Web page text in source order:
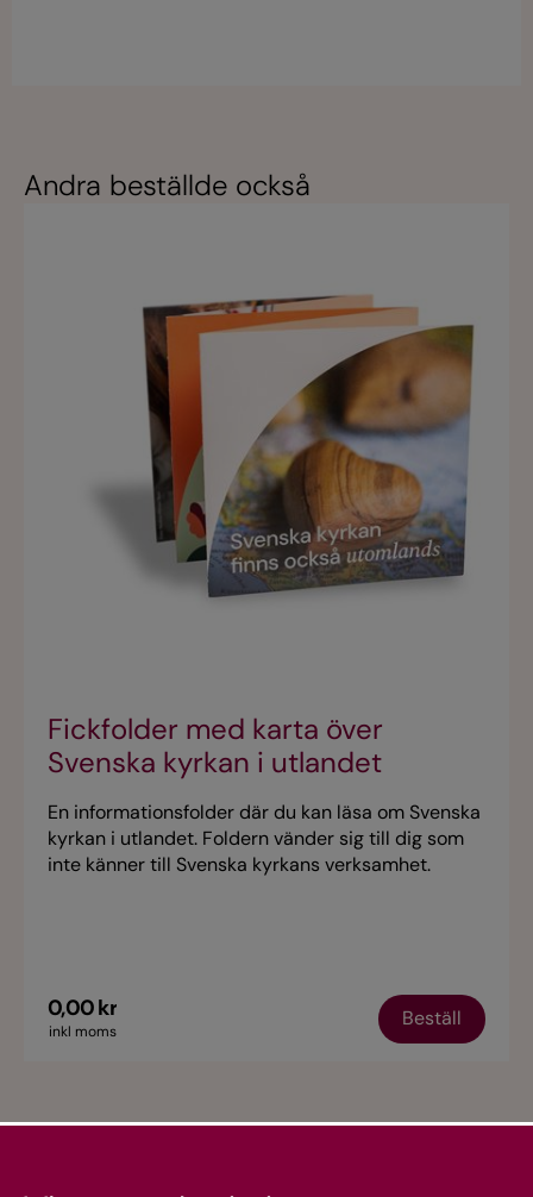
Andra beställde också
Fickfolder med karta över
Svenska kyrkan i utlandet
En informationsfolder där du kan läsa om Svenska
kyrkan i utlandet. Foldern vänder sig till dig som
inte känner till Svenska kyrkans verksamhet.
0,00 kr
inkl moms
Beställ